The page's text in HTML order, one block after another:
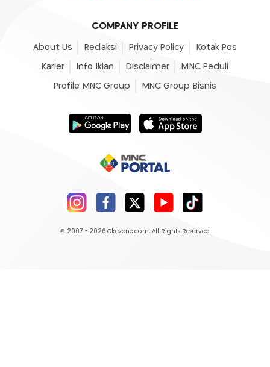
COMPANY PROFILE
About Us Redaksi Privacy Policy Kotak Pos
Karier Info Iklan Disclaimer MNC Peduli
Profile MNC Group MNC Group Bisnis
© 2007 - 2026 Okezone.com, All Rights Reserved